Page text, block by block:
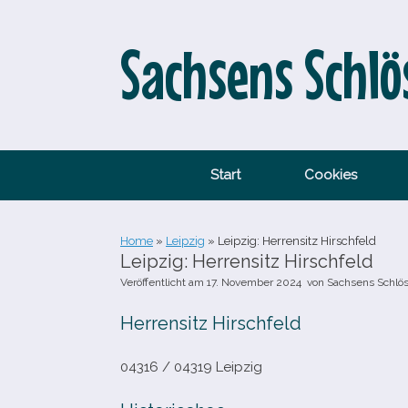
Sachsens
Start Cookies
Home » Leipzig » Leipzig: Herrensitz Hirschfeld
Leipzig: Herrensitz Hirschfeld
Veröffentlicht am 17. November 2024 von Sachsens
Herrensitz Hirschfeld
04316 /​ 04319 Leipzig